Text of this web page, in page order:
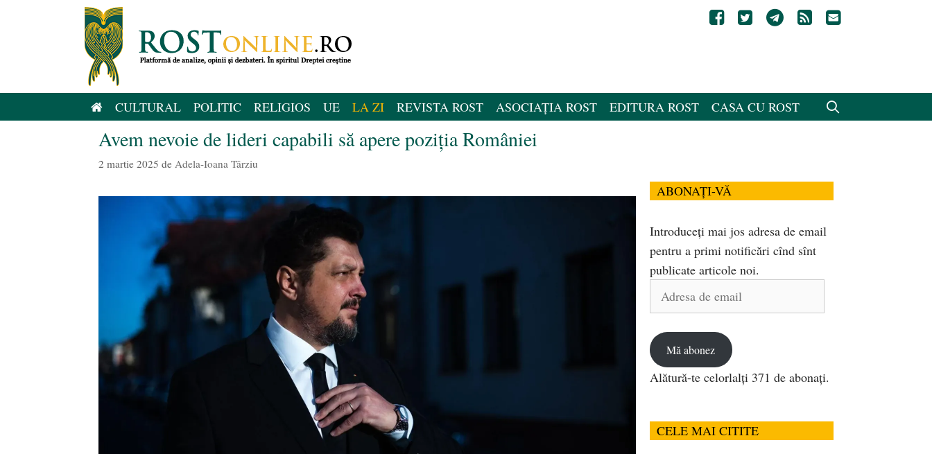
CULTURAL POLITIC RELIGIOS UE LA ZI REVISTA ROST ASOCIAȚIA ROST EDITURA ROST CASA CU ROST
Avem nevoie de lideri capabili să apere poziția României
2 martie 2025 de Adela-Ioana Târziu
ABONAȚI-VĂ
Introduceți mai jos adresa de email
pentru a primi notificări cînd sînt
publicate articole noi.
Adresa
Mă abonez
Alătură-te celorlalți 371 de abonați.
CELE MAI CITITE